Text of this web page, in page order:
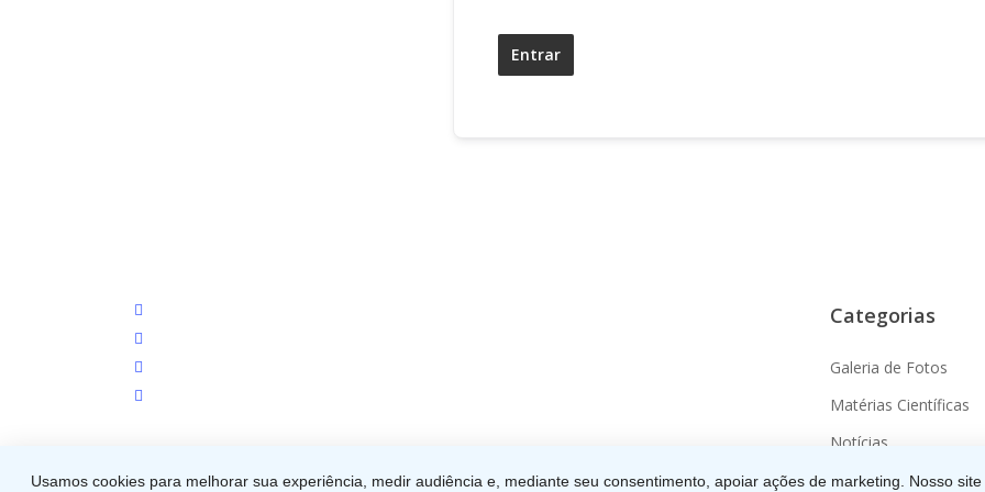
Entrar
facebook
instagram
phone
email
Categorias
Galeria de Fotos
Matérias Científicas
Notícias
© 2026 APCD. Rua 9
Usamos cookies para melhorar sua experiência, medir audiência e, mediante seu consentimento, apoiar ações de marketing. Nosso site